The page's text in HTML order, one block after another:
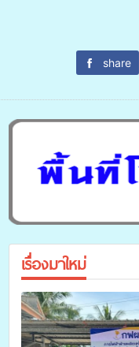
share
เรื่องมาใหม่